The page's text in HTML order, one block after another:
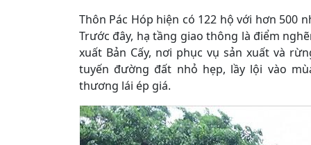
Thôn Pác Hóp hiện có 122 hộ với hơn 500
Trước đây, hạ tầng giao thông là điểm
xuất Bản Cấy, nơi phục vụ sản xuất và
tuyến đường đất nhỏ hẹp, lầy lội vào
thương lái ép giá.